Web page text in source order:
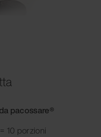
pacossare®
= 10 porzioni